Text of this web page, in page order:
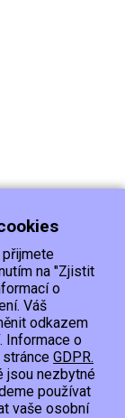
vystavit kupujícímu
přijmete
na "Zjistit
o
Váš
odkazem
Informace o
GDPR.
jsou nezbytné
používat
vaše osobní